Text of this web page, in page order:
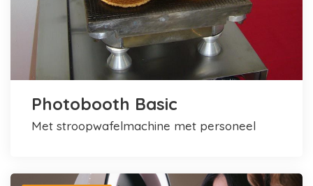
Photobooth Basic
met stroopwafelmachine met personeel